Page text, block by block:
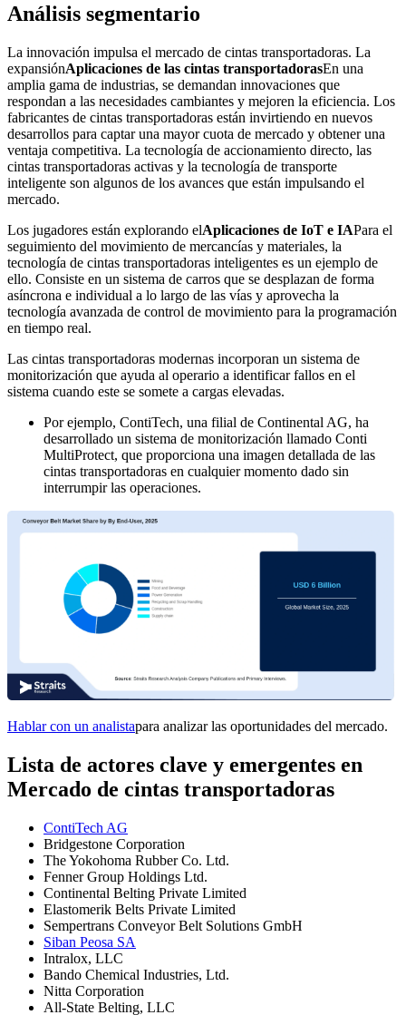
Análisis segmentario
La innovación impulsa el mercado de cintas transportadoras. La
expansiónAplicaciones de las cintas transportadorasEn una
amplia gama de industrias, se demandan innovaciones que
respondan a las necesidades cambiantes y mejoren la eficiencia. Los
fabricantes de cintas transportadoras están invirtiendo en nuevos
desarrollos para captar una mayor cuota de mercado y obtener una
ventaja competitiva. La tecnología de accionamiento directo, las
cintas transportadoras activas y la tecnología de transporte
inteligente son algunos de los avances que están impulsando el
mercado.
Los jugadores están explorando elAplicaciones de IoT e IAPara el
seguimiento del movimiento de mercancías y materiales, la
tecnología de cintas transportadoras inteligentes es un ejemplo de
ello. Consiste en un sistema de carros que se desplazan de forma
asíncrona e individual a lo largo de las vías y aprovecha la
tecnología avanzada de control de movimiento para la programación
en tiempo real.
Las cintas transportadoras modernas incorporan un sistema de
monitorización que ayuda al operario a identificar fallos en el
sistema cuando este se somete a cargas elevadas.
Por ejemplo, ContiTech, una filial de Continental AG, ha
desarrollado un sistema de monitorización llamado Conti
MultiProtect, que proporciona una imagen detallada de las
cintas transportadoras en cualquier momento dado sin
interrumpir las operaciones.
Hablar con un analistapara analizar las oportunidades del mercado.
Lista de actores clave y emergentes en
Mercado de cintas transportadoras
ContiTech AG
Bridgestone Corporation
The Yokohoma Rubber Co. Ltd.
Fenner Group Holdings Ltd.
Continental Belting Private Limited
Elastomerik Belts Private Limited
Sempertrans Conveyor Belt Solutions GmbH
Siban Peosa SA
Intralox, LLC
Bando Chemical Industries, Ltd.
Nitta Corporation
All-State Belting, LLC